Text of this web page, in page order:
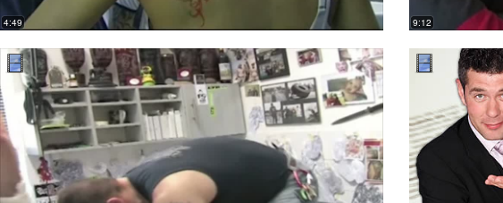
4:49 9:12